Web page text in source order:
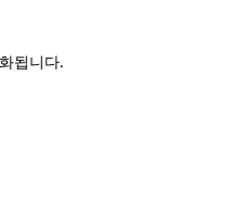
됩니다.